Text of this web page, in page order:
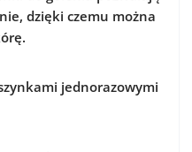
dzięki czemu można
jednorazowymi